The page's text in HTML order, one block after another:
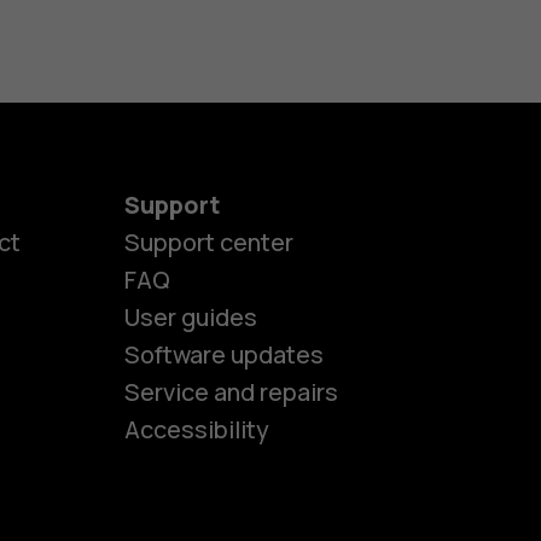
Support
Support center
FAQ
User guides
Software updates
Service and repairs
Accessibility